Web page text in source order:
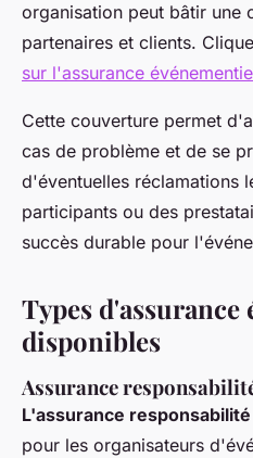
organisation peut bâtir une
partenaires et clients.
sur l'assurance
Cette couverture permet
cas de problème et de se
d'éventuelles réclamations
participants ou des
succès durable pour
Types d'assurance
disponibles
Assurance
L'assurance
pour les organisateurs